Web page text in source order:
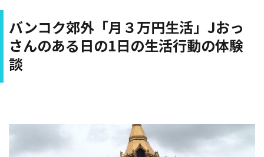
バンコク郊外「月３万円生活」Jおっ
さんのある日の1日の生活行動の体験
談